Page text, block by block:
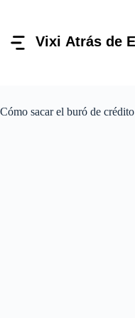
conteúdo
Cómo sacar el buró de crédito